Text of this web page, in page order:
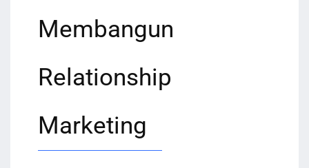
Membangun
Relationship
Marketing